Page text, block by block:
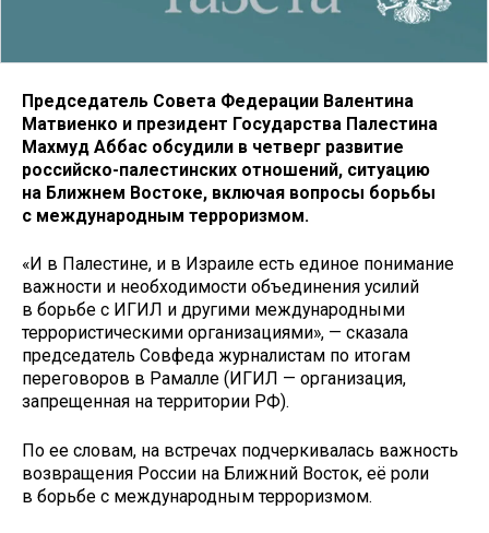
Председатель Совета Федерации Валентина
Матвиенко и президент Государства Палестина
Махмуд Аббас обсудили в четверг развитие
российско-палестинских отношений, ситуацию
на Ближнем Востоке, включая вопросы борьбы
с международным терроризмом.
«И в Палестине, и в Израиле есть единое понимание
важности и необходимости объединения усилий
в борьбе с ИГИЛ и другими международными
террористическими организациями», — сказала
председатель Совфеда журналистам по итогам
переговоров в Рамалле (ИГИЛ — организация,
запрещенная на территории РФ).
По ее словам, на встречах подчеркивалась важность
возвращения России на Ближний Восток, её роли
в борьбе с международным терроризмом.